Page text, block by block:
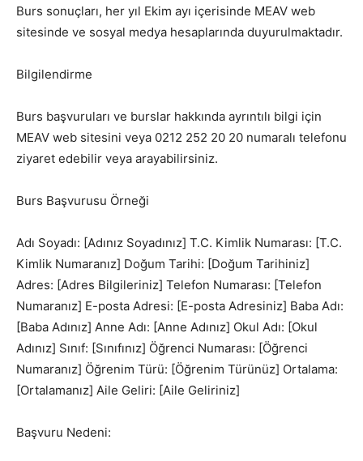
Burs sonuçları, her yıl Ekim ayı içerisinde MEAV web
sitesinde ve sosyal medya hesaplarında duyurulmaktadır.
Bilgilendirme
Burs başvuruları ve burslar hakkında ayrıntılı bilgi için
MEAV web sitesini veya 0212 252 20 20 numaralı telefonu
ziyaret edebilir veya arayabilirsiniz.
Burs Başvurusu Örneği
Adı Soyadı: [Adınız Soyadınız] T.C. Kimlik Numarası: [T.C.
Kimlik Numaranız] Doğum Tarihi: [Doğum Tarihiniz]
Adres: [Adres Bilgileriniz] Telefon Numarası: [Telefon
Numaranız] E-posta Adresi: [E-posta Adresiniz] Baba Adı:
[Baba Adınız] Anne Adı: [Anne Adınız] Okul Adı: [Okul
Adınız] Sınıf: [Sınıfınız] Öğrenci Numarası: [Öğrenci
Numaranız] Öğrenim Türü: [Öğrenim Türünüz] Ortalama:
[Ortalamanız] Aile Geliri: [Aile Geliriniz]
Başvuru Nedeni: